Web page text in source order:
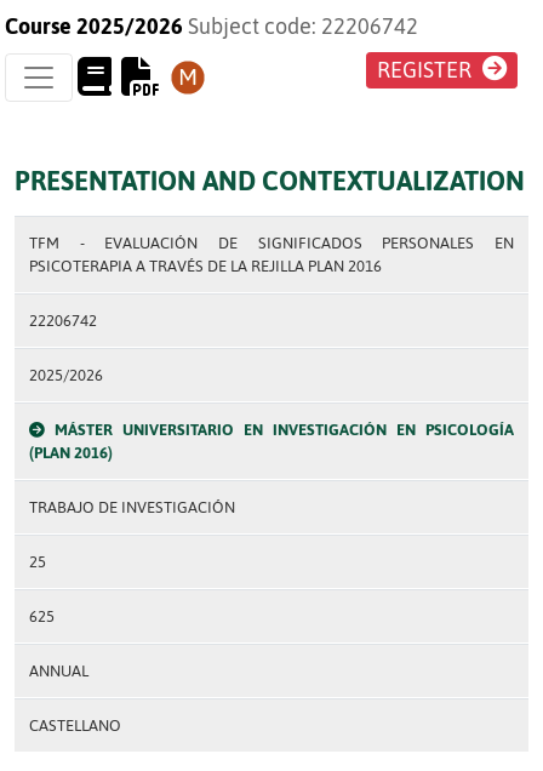
Course 2025/2026 Subject code: 22206742
REGISTER
PRESENTATION AND CONTEXTUALIZATION
TFM - EVALUACIÓN DE SIGNIFICADOS PERSONALES EN
PSICOTERAPIA A TRAVÉS DE LA REJILLA PLAN 2016
22206742
2025/2026
MÁSTER UNIVERSITARIO EN INVESTIGACIÓN EN PSICOLOGÍA
(PLAN 2016)
TRABAJO DE INVESTIGACIÓN
25
625
ANNUAL
CASTELLANO